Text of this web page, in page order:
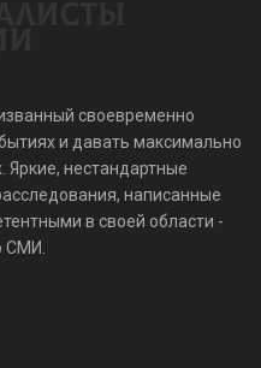
своевременно
и давать максимально
нестандартные
написанные
в своей области -
СМИ.